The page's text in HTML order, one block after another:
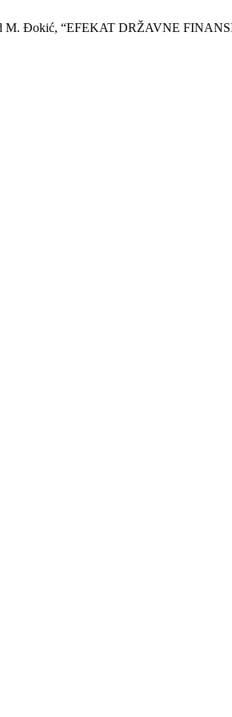
M. Đokić, “EFEKAT DRŽAVNE